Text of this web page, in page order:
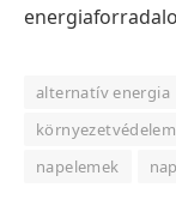
alternatív energia
környezetvédelem
napelemek